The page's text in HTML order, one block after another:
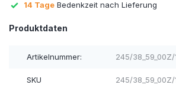
14 Tage Bedenkzeit nach Lieferung
Produktdaten
Artikelnummer: 245/38_59_00Z/
SKU 245/38_59_00Z/